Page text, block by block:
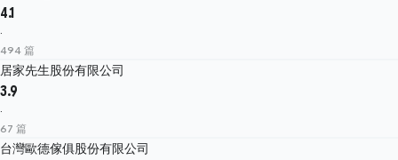
4.1
·
494 篇
居家先生股份有限公司
3.9
·
67 篇
台灣歐德傢俱股份有限公司